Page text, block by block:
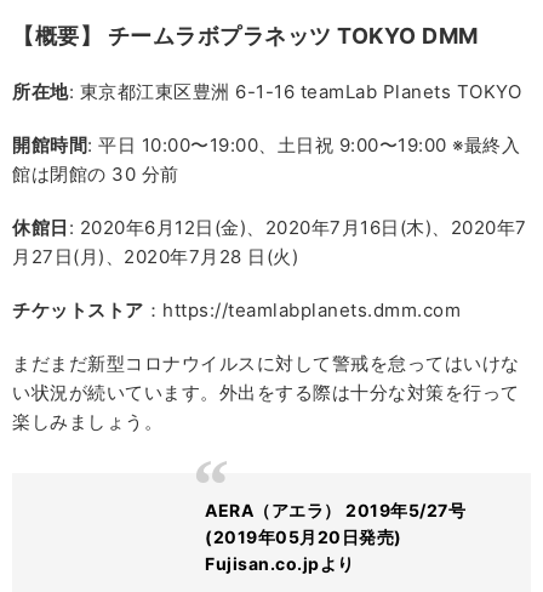
【概要】 チームラボプラネッツ TOKYO DMM
所在地: 東京都江東区豊洲 6-1-16 teamLab Planets TOKYO
開館時間: 平日 10:00〜19:00、土日祝 9:00〜19:00 ※最終入
館は閉館の 30 分前
休館日 : 2020年6月12日(金)、2020年7月16日(木)、2020年7
月27日(月)、2020年7月28 日(火)
チケットストア ：https://teamlabplanets.dmm.com
まだまだ新型コロナウイルスに対して警戒を怠ってはいけな
い状況が続いています。外出をする際は十分な対策を行って
楽しみましょう。
AERA（アエラ） 2019年5/27号
(2019年05月20日発売)
Fujisan.co.jpより